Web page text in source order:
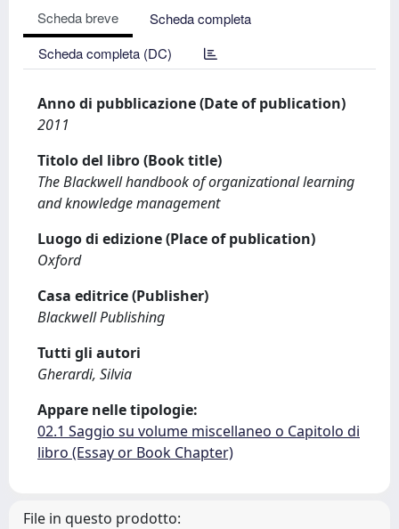
Scheda breve
Scheda completa
Scheda completa (DC)
Anno di pubblicazione (Date of publication)
2011
Titolo del libro (Book title)
The Blackwell handbook of organizational learning
and knowledge management
Luogo di edizione (Place of publication)
Oxford
Casa editrice (Publisher)
Blackwell Publishing
Tutti gli autori
Gherardi, Silvia
Appare nelle tipologie:
02.1 Saggio su volume miscellaneo o Capitolo di
libro (Essay or Book Chapter)
File in questo prodotto: